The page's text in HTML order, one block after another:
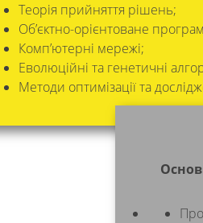
Теорія прийняття рішень;
Об’єктно-орієнтоване
Комп’ютерні мережі;
Еволюційні та генетичні
Методи оптимізації та